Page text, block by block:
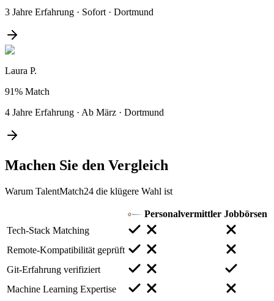
3 Jahre Erfahrung · Sofort · Dortmund
Laura P.
91% Match
4 Jahre Erfahrung · Ab März · Dortmund
Machen Sie den Vergleich
Warum TalentMatch24 die klügere Wahl ist
Personalvermittler Jobbörsen
Tech-Stack Matching
Remote-Kompatibilität geprüft
Git-Erfahrung verifiziert
Machine Learning Expertise